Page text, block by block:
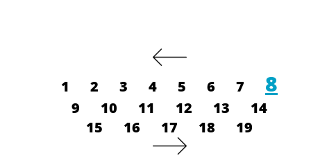
1 2 3 4 5 6 7 8
9 10 11 12 13
14
15
16 17 18 19